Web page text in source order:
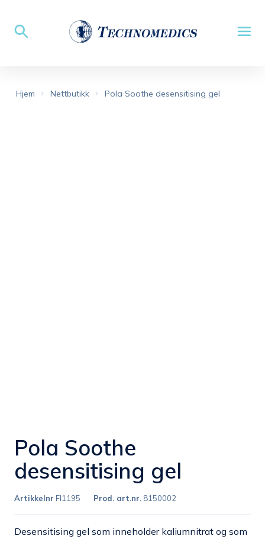
Hjem Nettbutikk Pola Soothe desensitising gel
Pola Soothe
desensitising gel
Artikkelnr FI1195 Prod. art.nr. 8150002
Desensitising gel som inneholder kaliumnitrat og som